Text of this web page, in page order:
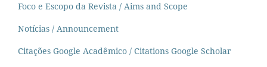
Foco e Escopo da Revista / Aims and Scope
Notícias / Announcement
Citações Google Acadêmico / Citations Google Scholar